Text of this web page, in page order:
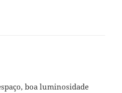
boa luminosidade